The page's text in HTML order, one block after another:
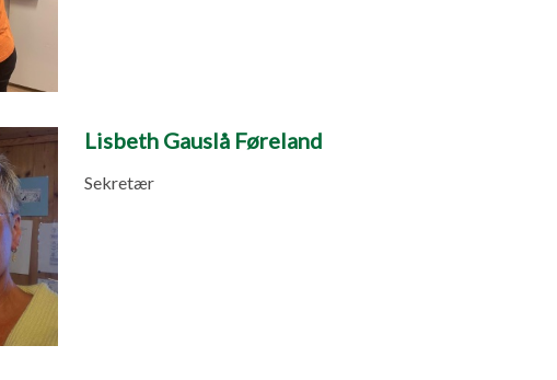
Lisbeth Gauslå Føreland
Sekretær